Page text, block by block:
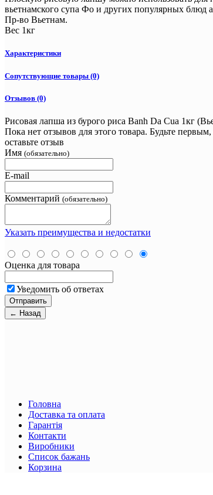
вьетнамского супа Фо и других популярных блюд
Пр-во Вьетнам.
Вес 1кг
Характеристики
Сопутствующие товары (0)
Отзывов (0)
Рисовая лапша из бурого риса Banh Da Cua 1кг
Пока нет отзывов для этого товара. Будьте первым,
оставьте отзыв
Имя (обязательно)
E-mail
Комментарий (обязательно)
Указать преимущества и недостатки
Оценка для товара
Уведомить об ответах
Головна
Доставка та оплата
Гарантія
Контакти
Виробники
Список бажань
Корзина